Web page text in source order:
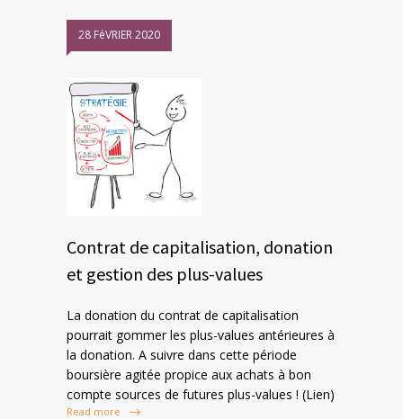
28 FéVRIER 2020
Contrat de capitalisation, donation
et gestion des plus-values
La donation du contrat de capitalisation
pourrait gommer les plus-values antérieures à
la donation. A suivre dans cette période
boursière agitée propice aux achats à bon
compte sources de futures plus-values ! (Lien)
Read more